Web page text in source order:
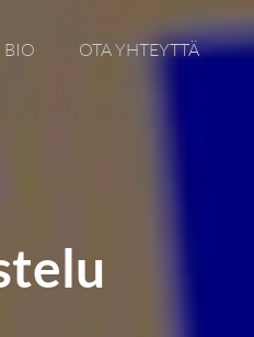
BIO OTA YHTEYTTÄ